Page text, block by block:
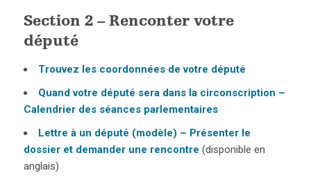
Section 2 – Renconter votre
député
Trouvez les coordonnées de votre député
Quand votre député sera dans la circonscription –
Calendrier des séances parlementaires
Lettre à un député (modèle) – Présenter le
dossier et demander une rencontre (disponible en
anglais)